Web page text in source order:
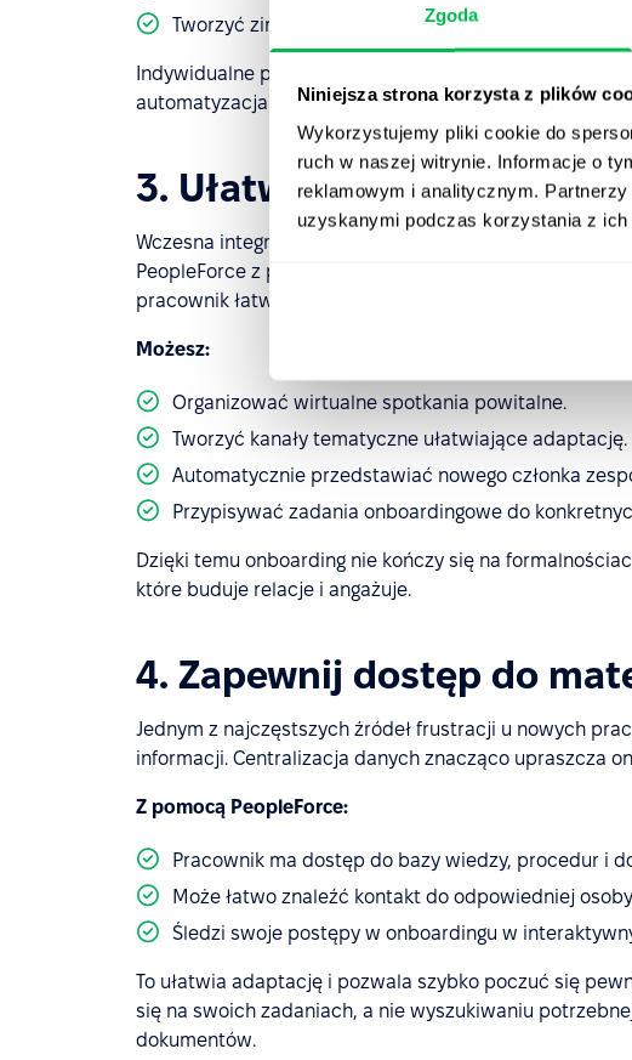
Zgoda
Niniejsza strona korzysta z plików
Wykorzystujemy pliki cookie do
ruch w naszej witrynie. Informacje o
reklamowym i analitycznym.
uzyskanymi podczas korzystania z ich
Tworzyć zindywidualizowane ścieżki wdrożeniowe
Indywidualne podejście buduje pozytywne employee
automatyzacja to nie tylko oszczędność czasu, ale i
3. Ułatw pierwszy kontakt
Wczesna integracja z zespołem ma ogromny wpływ na
PeopleForce z popularnymi narzędziami do
pracownik łatwiej nawiąże relacje z zespołem, nawet
Możesz:
Organizować wirtualne spotkania powitalne.
Tworzyć kanały tematyczne ułatwiające adaptację.
Automatycznie przedstawiać nowego członka
Przypisywać zadania onboardingowe do
Dzięki temu onboarding nie kończy się na
które buduje relacje i angażuje.
4. Zapewnij dostęp do
Jednym z najczęstszych źródeł frustracji u nowych
informacji. Centralizacja danych znacząco upraszcza
Z pomocą PeopleForce:
Pracownik ma dostęp do bazy wiedzy, procedur i
Może łatwo znaleźć kontakt do odpowiedniej
Śledzi swoje postępy w onboardingu w
To ułatwia adaptację i pozwala szybko poczuć się
się na swoich zadaniach, a nie wyszukiwaniu
dokumentów.